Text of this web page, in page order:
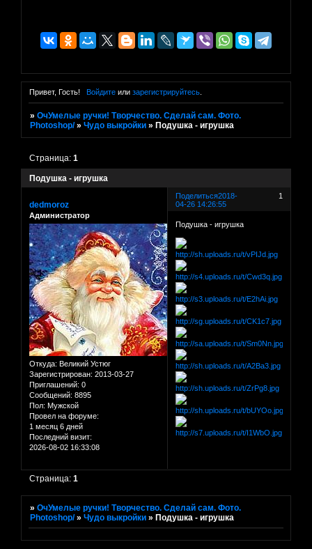
Привет, Гость! Войдитеили зарегистрируйтесь.
»ОчУмелые ручки! Творчество. Сделай сам. Фото.
Photoshop/ »Чудо выкройки » Подушка - игрушка
Подушка - игрушка
Страница:1
Поделиться 1
2018-
04-26 14:26:55
dedmoroz
Администратор
Откуда: Великий Устюг
Зарегистрирован: 2013-03-27
Приглашений: 0
Сообщений: 8895
Пол: Мужской
Провел на форуме:
1 месяц 6 дней
Последний визит:
2026-08-02 16:33:08
Подушка - игрушка
Страница:1
»ОчУмелые ручки! Творчество. Сделай сам. Фото.
Photoshop/ »Чудо выкройки »Подушка - игрушка